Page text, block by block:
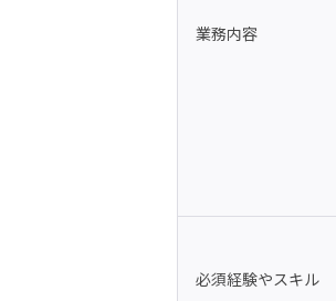
業務内容
必須経験やスキル